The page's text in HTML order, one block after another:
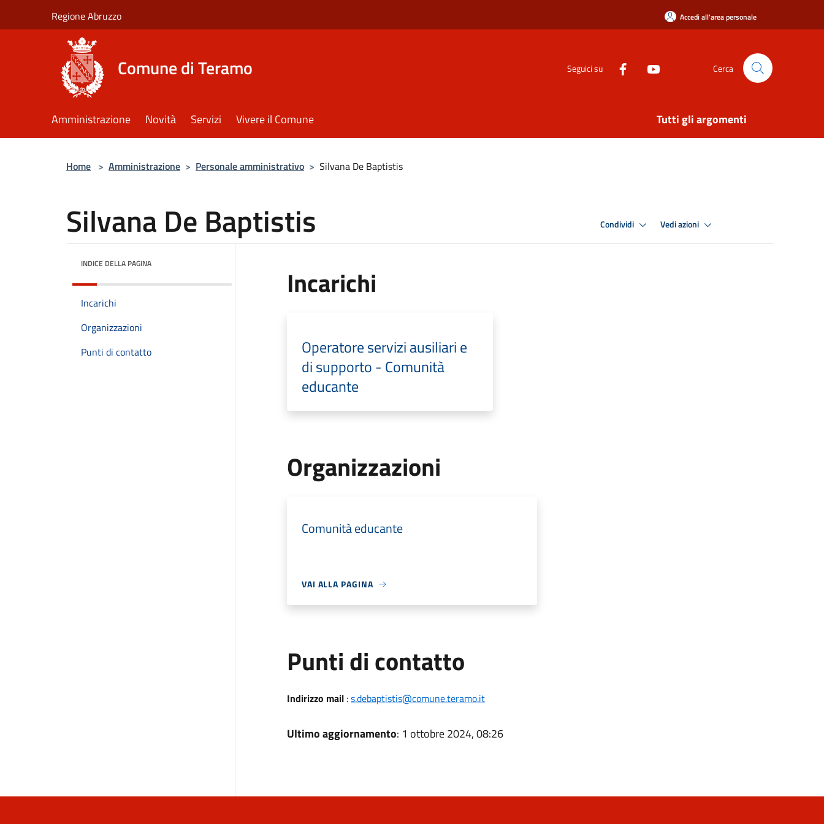
Regione Abruzzo Accedi all'area personale
Comune di Teramo Seguici su Cerca
Amministrazione Novità Servizi Vivere il Comune Tutti gli argomenti
Home > Amministrazione > Personale amministrativo > Silvana De Baptistis
Silvana De Baptistis Condividi Vedi azioni
INDICE DELLA PAGINA
Incarichi
Organizzazioni
Punti di contatto
Incarichi
Operatore servizi ausiliari e
di supporto - Comunità
educante
Organizzazioni
Comunità educante
VAI ALLA PAGINA
Punti di contatto
Indirizzo mail:s.debaptistis@comune.teramo.it
Ultimo aggiornamento: 1 ottobre 2024, 08:26